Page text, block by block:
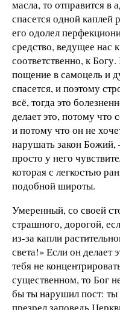
масла, то отправится в
спасется одной каплей
его одолел
средство, ведущее
соответственно, к
пощение в самоцель и
спасется, и поэтому
всё, тогда это
делает это, потому что
и потому что он не
нарушать закон Божий,
просто у него
которая с легкостью
подобной широты.
Умеренный, со своей
страшного, дорогой,
из-за капли
света!» Если он
тебя не
существенном, то Бог
бы ты нарушил пост:
презрел заповедь